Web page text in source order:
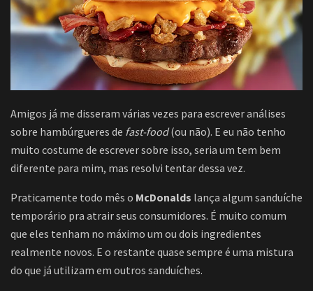
Amigos já me disseram várias vezes para escrever análises
sobre hambúrgueres de fast-food(ou não). E eu não tenho
muito costume de escrever sobre isso, seria um tem bem
diferente para mim, mas resolvi tentar dessa vez.
Praticamente todo mês o McDonalds lança algum sanduíche
temporário pra atrair seus consumidores. É muito comum
que eles tenham no máximo um ou dois ingredientes
realmente novos. E o restante quase sempre é uma mistura
do que já utilizam em outros sanduíches.